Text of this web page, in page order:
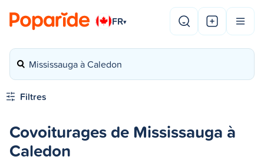
FR▾
Mississauga à Caledon
Filtres
Covoiturages de Mississauga à
Caledon